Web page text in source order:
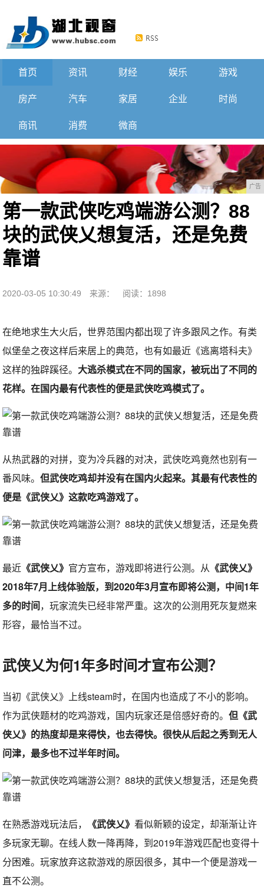
首页 资讯 财经 娱乐 游戏
房产 汽车 家居 企业 时尚
商讯 消费 微商
广告
第一款武侠吃鸡端游公测？88
块的武侠乂想复活，还是免费
靠谱
2020-03-05 10:30:49 来源： 阅读：1898
在绝地求生大火后，世界范围内都出现了许多跟风之作。有类
似堡垒之夜这样后来居上的典范，也有如最近《逃离塔科夫》
这样的独辟蹊径。 大逃杀模式在不同的国家，被玩出了不同的
花样。在国内最有代表性的便是武侠吃鸡模式了。
从热武器的对拼，变为冷兵器的对决，武侠吃鸡竟然也别有一
番风味。但武侠吃鸡却并没有在国内火起来。其最有代表性的
便是《武侠乂》这款吃鸡游戏了。
最近 《武侠乂》 官方宣布，游戏即将进行公测。从 《武侠乂》
2018年7月上线体验版，到2020年3月宣布即将公测，中间1年
多的时间，玩家流失已经非常严重。这次的公测用死灰复燃来
形容，最恰当不过。
武侠乂为何1年多时间才宣布公测？
当初《武侠乂》上线steam时，在国内也造成了不小的影响。
作为武侠题材的吃鸡游戏，国内玩家还是倍感好奇的。但《武
侠乂》的热度却是来得快，也去得快。很快从后起之秀到无人
问津，最多也不过半年时间。
在熟悉游戏玩法后， 《武侠乂》看似新颖的设定，却渐渐让许
多玩家无聊。在线人数一降再降，到2019年游戏匹配也变得十
分困难。玩家放弃这款游戏的原因很多，其中一个便是游戏一
直不公测。